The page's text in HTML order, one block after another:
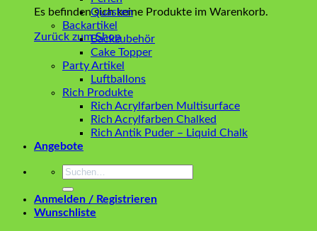
Es befinden sich keine Produkte im Warenkorb.
Zurück zum Shop
Quasten
Backartikel
Backzubehör
Cake Topper
Party Artikel
Luftballons
Rich Produkte
Rich Acrylfarben Multisurface
Rich Acrylfarben Chalked
Rich Antik Puder – Liquid Chalk
Angebote
Suchen
Anmelden / Registrieren
Wunschliste